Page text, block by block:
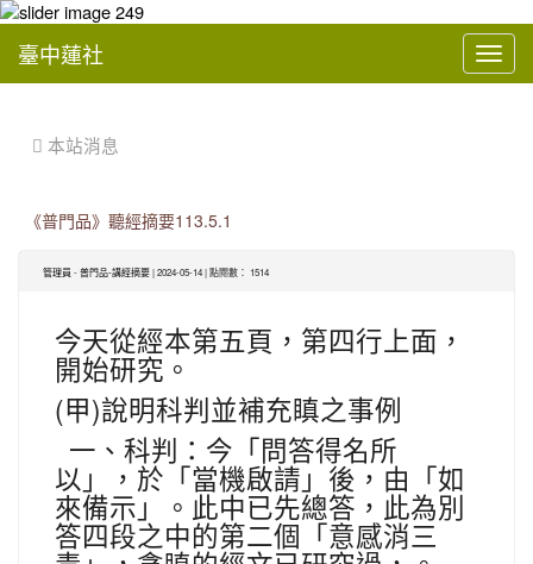
臺中蓮社
 本站消息
《普門品》聽經摘要113.5.1
管理員 -普門品-講經摘要| 2024-05-14 | 點閱數： 1514
今天從經本第五頁，第四行上面，
開始研究。
(甲)說明科判並補充瞋之事例
一、科判：今「問答得名所
以」，於「當機啟請」後，由「如
來備示」。此中已先總答，此為別
答四段之中的第二個「意感消三